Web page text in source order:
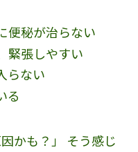
便秘が治らない
緊張しやすい
らない
る
かも？」 そう感じ